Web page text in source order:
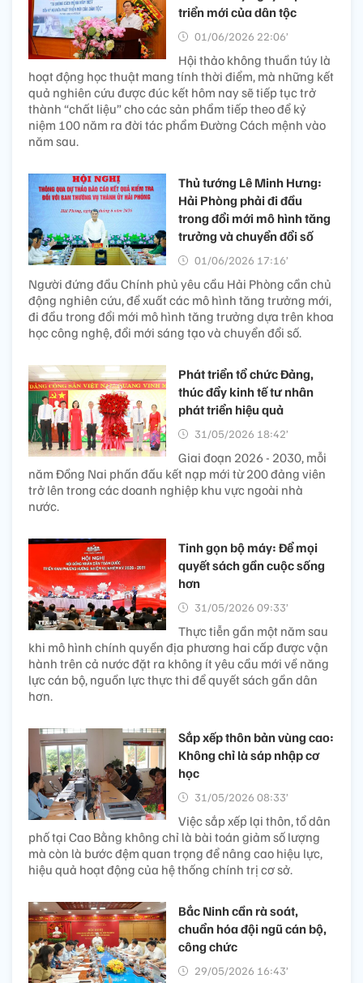
triển mới của dân tộc
01/06/2026 22:06’
Hội thảo không thuần túy là
hoạt động học thuật mang tính thời điểm, mà những kết
quả nghiên cứu được đúc kết hôm nay sẽ tiếp tục trở
thành “chất liệu” cho các sản phẩm tiếp theo để kỷ
niệm 100 năm ra đời tác phẩm Đường Cách mệnh vào
năm sau.
Thủ tướng Lê Minh Hưng:
Hải Phòng phải đi đầu
trong đổi mới mô hình tăng
trưởng và chuyển đổi số
01/06/2026 17:16’
Người đứng đầu Chính phủ yêu cầu Hải Phòng cần chủ
động nghiên cứu, đề xuất các mô hình tăng trưởng mới,
đi đầu trong đổi mới mô hình tăng trưởng dựa trên khoa
học công nghệ, đổi mới sáng tạo và chuyển đổi số.
Phát triển tổ chức Đảng,
thúc đẩy kinh tế tư nhân
phát triển hiệu quả
31/05/2026 18:42’
Giai đoạn 2026 - 2030, mỗi
năm Đồng Nai phấn đấu kết nạp mới từ 200 đảng viên
trở lên trong các doanh nghiệp khu vực ngoài nhà
nước.
Tinh gọn bộ máy: Để mọi
quyết sách gần cuộc sống
hơn
31/05/2026 09:33’
Thực tiễn gần một năm sau
khi mô hình chính quyền địa phương hai cấp được vận
hành trên cả nước đặt ra không ít yêu cầu mới về năng
lực cán bộ, nguồn lực thực thi để quyết sách gần dân
hơn.
Sắp xếp thôn bản vùng cao:
Không chỉ là sáp nhập cơ
học
31/05/2026 08:33’
Việc sắp xếp lại thôn, tổ dân
phố tại Cao Bằng không chỉ là bài toán giảm số lượng
mà còn là bước đệm quan trọng để nâng cao hiệu lực,
hiệu quả hoạt động của hệ thống chính trị cơ sở.
Bắc Ninh cần rà soát,
chuẩn hóa đội ngũ cán bộ,
công chức
29/05/2026 16:43’